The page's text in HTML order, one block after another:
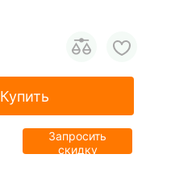
Купить
Запросить
скидку